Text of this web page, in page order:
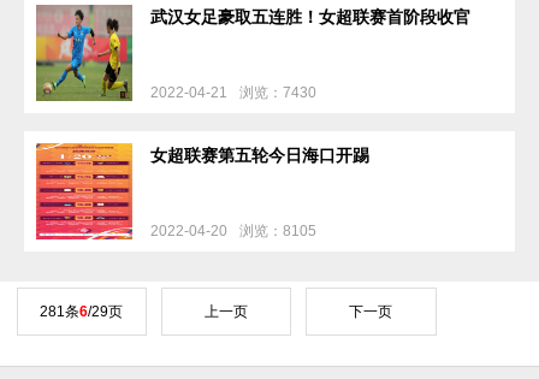
武汉女足豪取五连胜！女超联赛首阶段收官
2022-04-21 浏览：7430
女超联赛第五轮今日海口开踢
2022-04-20 浏览：8105
281条6/29页 上一页 下一页